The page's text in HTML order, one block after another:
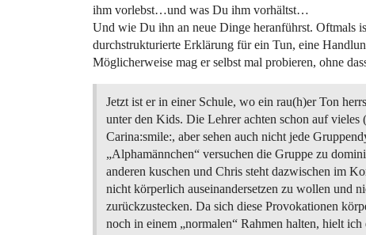
ihm vorlebst…und was Du ihm vorhältst…
Und wie Du ihn an neue Dinge heranführst. Oftmals
durchstrukturierte Erklärung für ein Tun, eine
Möglicherweise mag er selbst mal probieren, ohne
Jetzt ist er in einer Schule, wo ein rau(h)er Ton
unter den Kids. Die Lehrer achten schon auf vieles
Carina:smile:, aber sehen auch nicht jede
„Alphamännchen“ versuchen die Gruppe zu
anderen kuschen und Chris steht dazwischen im
nicht körperlich auseinandersetzen zu wollen und
zurückzustecken. Da sich diese Provokationen
noch in einem „normalen“ Rahmen halten, hielt ich